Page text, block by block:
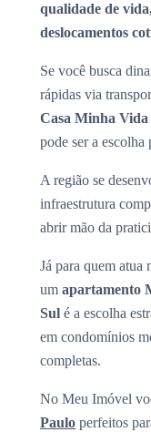
qualidade de
deslocamentos
Se você busca
rápidas via
Casa Minha
pode ser a escolha
A região se
infraestrutura
abrir mão da
Já para quem atua
um apartamento
Sul é a escolha
em condomínios
completas.
No Meu Imóvel
Paulo perfeitos